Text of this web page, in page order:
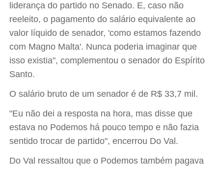
liderança do partido no Senado. E, caso não
reeleito, o pagamento do salário equivalente ao
valor líquido de senador, 'como estamos fazendo
com Magno Malta'. Nunca poderia imaginar que
isso existia", complementou o senador do Espírito
Santo.
O salário bruto de um senador é de R$ 33,7 mil.
"Eu não dei a resposta na hora, mas disse que
estava no Podemos há pouco tempo e não fazia
sentido trocar de partido", encerrou Do Val.
Do Val ressaltou que o Podemos também pagava